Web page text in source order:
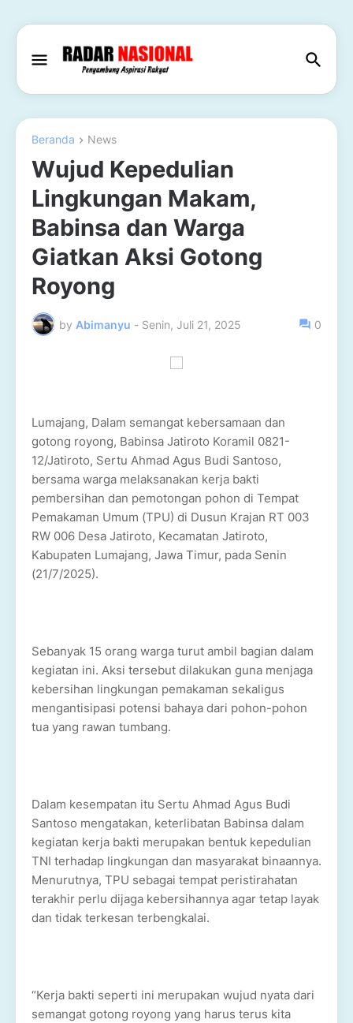
Beranda News
Wujud Kepedulian
Lingkungan Makam,
Babinsa dan Warga
Giatkan Aksi Gotong
Royong
by Abimanyu - Senin, Juli 21, 2025 0
Lumajang, Dalam semangat kebersamaan dan
gotong royong, Babinsa Jatiroto Koramil 0821-
12/Jatiroto, Sertu Ahmad Agus Budi Santoso,
bersama warga melaksanakan kerja bakti
pembersihan dan pemotongan pohon di Tempat
Pemakaman Umum (TPU) di Dusun Krajan RT 003
RW 006 Desa Jatiroto, Kecamatan Jatiroto,
Kabupaten Lumajang, Jawa Timur, pada Senin
(21/7/2025).
Sebanyak 15 orang warga turut ambil bagian dalam
kegiatan ini. Aksi tersebut dilakukan guna menjaga
kebersihan lingkungan pemakaman sekaligus
mengantisipasi potensi bahaya dari pohon-pohon
tua yang rawan tumbang.
Dalam kesempatan itu Sertu Ahmad Agus Budi
Santoso mengatakan, keterlibatan Babinsa dalam
kegiatan kerja bakti merupakan bentuk kepedulian
TNI terhadap lingkungan dan masyarakat binaannya.
Menurutnya, TPU sebagai tempat peristirahatan
terakhir perlu dijaga kebersihannya agar tetap layak
dan tidak terkesan terbengkalai.
“Kerja bakti seperti ini merupakan wujud nyata dari
semangat gotong royong yang harus terus kita